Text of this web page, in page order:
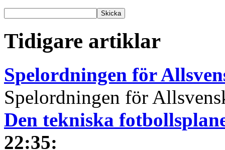
Tidigare artiklar
Spelordningen för
Spelordningen för
Den tekniska
22:35: